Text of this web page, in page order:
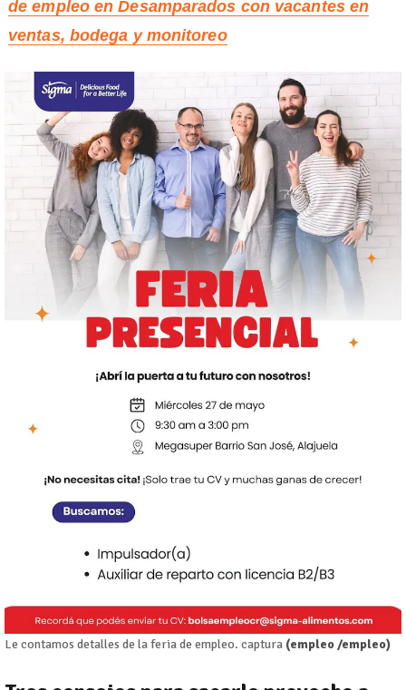
de empleo en Desamparados con vacantes en
ventas, bodega y monitoreo
Le contamos detalles de la feria de empleo. captura (empleo /empleo)